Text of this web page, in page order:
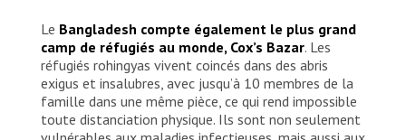
Le Bangladesh compte également le plus grand
camp de réfugiés au monde, Cox’s Bazar. Les
réfugiés rohingyas vivent coincés dans des abris
exigus et insalubres, avec jusqu’à 10 membres de la
famille dans une même pièce, ce qui rend impossible
toute distanciation physique. Ils sont non seulement